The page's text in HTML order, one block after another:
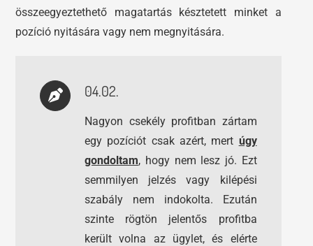
összeegyeztethető magatartás késztetett minket a
pozíció nyitására vagy nem megnyitására.
04.02.
Nagyon csekély profitban zártam
egy pozíciót csak azért, mert úgy
gondoltam, hogy nem lesz jó. Ezt
semmilyen jelzés vagy kilépési
szabály nem indokolta. Ezután
szinte rögtön jelentős profitba
került volna az ügylet, és elérte